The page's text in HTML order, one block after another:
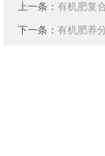
上一条： 有机肥复
下一条： 有机肥养